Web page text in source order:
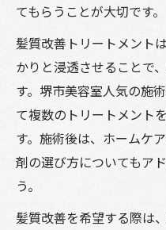
てもらうことが大切です。
髪質改善トリートメント
かりと浸透させることで
す。堺市美容室人気の施
て複数のトリートメント
す。施術後は、ホームケ
剤の選び方についてもア
う。
髪質改善を希望する際は